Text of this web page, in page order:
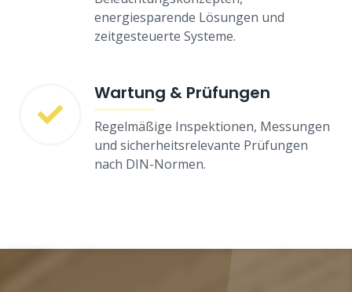
energiesparende Lösungen und
zeitgesteuerte Systeme.
Wartung & Prüfungen
Regelmäßige Inspektionen, Messungen
und sicherheitsrelevante Prüfungen
nach DIN-Normen.